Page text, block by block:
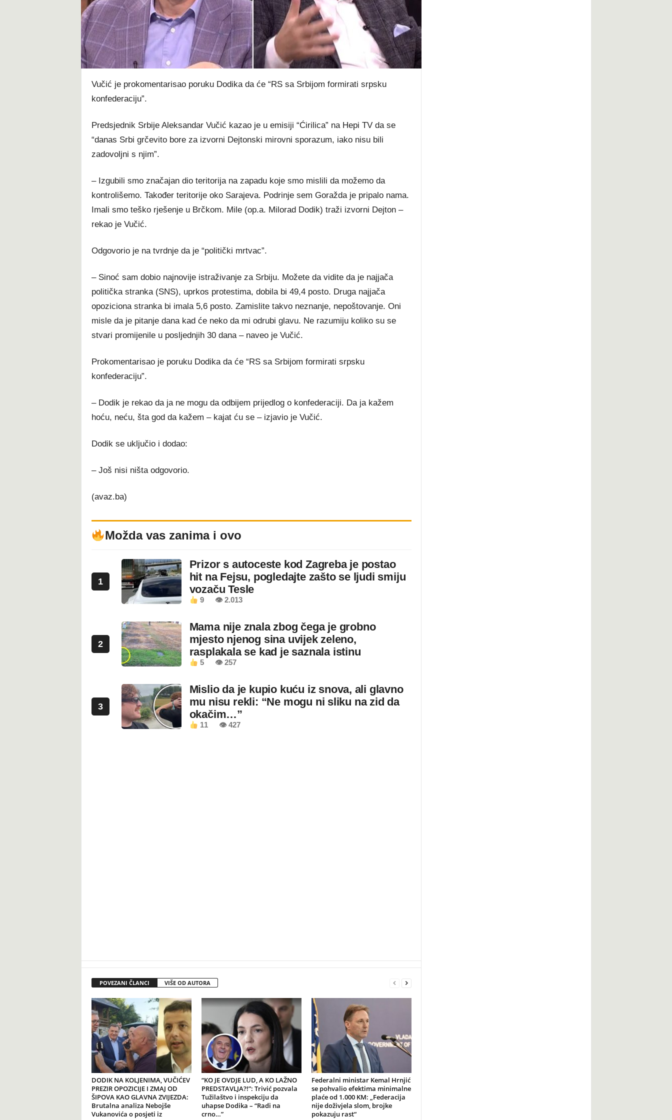
t
Vučić je prokomentarisao poruku Dodika da će “RS sa Srbijom formirati srpsku
konfederaciju”.
Predsjednik Srbije Aleksandar Vučić kazao je u emisiji “Ćirilica” na Hepi TV da se
“danas Srbi grčevito bore za izvorni Dejtonski mirovni sporazum, iako nisu bili
zadovoljni s njim”.
– Izgubili smo značajan dio teritorija na zapadu koje smo mislili da možemo da
kontrolišemo. Također teritorije oko Sarajeva. Podrinje sem Goražda je pripalo nama.
Imali smo teško rješenje u Brčkom. Mile (op.a. Milorad Dodik) traži izvorni Dejton –
rekao je Vučić.
Odgovorio je na tvrdnje da je “politički mrtvac”.
– Sinoć sam dobio najnovije istraživanje za Srbiju. Možete da vidite da je najjača
politička stranka (SNS), uprkos protestima, dobila bi 49,4 posto. Druga najjača
opoziciona stranka bi imala 5,6 posto. Zamislite takvo neznanje, nepoštovanje. Oni
misle da je pitanje dana kad će neko da mi odrubi glavu. Ne razumiju koliko su se
stvari promijenile u posljednjih 30 dana – naveo je Vučić.
Prokomentarisao je poruku Dodika da će “RS sa Srbijom formirati srpsku
konfederaciju”.
– Dodik je rekao da ja ne mogu da odbijem prijedlog o konfederaciji. Da ja kažem
hoću, neću, šta god da kažem – kajat ću se – izjavio je Vučić.
Dodik se uključio i dodao:
– Još nisi ništa odgovorio.
(avaz.ba)
Možda vas zanima i ovo
1
Prizor s autoceste kod Zagreba je postao
hit na Fejsu, pogledajte zašto se ljudi smiju
vozaču Tesle
9 👁 2.013
2
Mama nije znala zbog čega je grobno
mjesto njenog sina uvijek zeleno,
rasplakala se kad je saznala istinu
5 👁 257
3
Mislio da je kupio kuću iz snova, ali glavno
mu nisu rekli: “Ne mogu ni sliku na zid da
okačim…”
11 👁 427
POVEZANI ČLANCI VIŠE OD AUTORA
DODIK NA KOLJENIMA, VUČIĆEV
PREZIR OPOZICIJE I ZMAJ OD
ŠIPOVA KAO GLAVNA ZVIJEZDA:
Brutalna analiza Nebojše
Vukanovića o posjeti iz
“KO JE OVDJE LUD, A KO LAŽNO
PREDSTAVLJA?!”: Trivić pozvala
Tužilaštvo i inspekciju da
uhapse Dodika – “Radi na
crno…”
Federalni ministar Kemal Hrnjić
se pohvalio efektima minimalne
plaće od 1.000 KM: „Federacija
nije doživjela slom, brojke
pokazuju rast“